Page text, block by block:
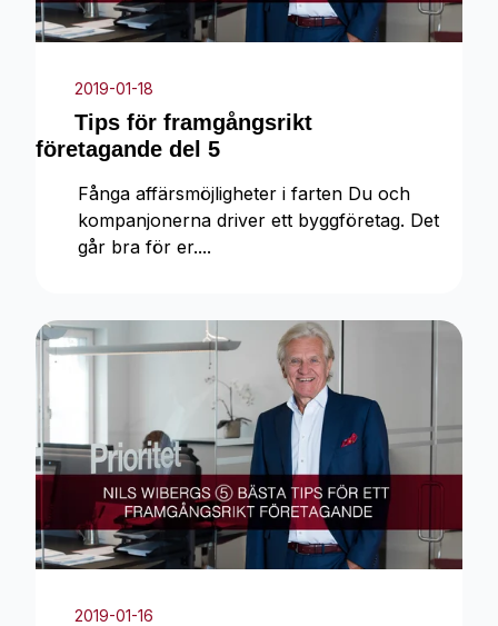
2019-01-18
Tips för framgångsrikt
företagande del 5
Fånga affärsmöjligheter i farten Du och
kompanjonerna driver ett byggföretag. Det
går bra för er....
2019-01-16